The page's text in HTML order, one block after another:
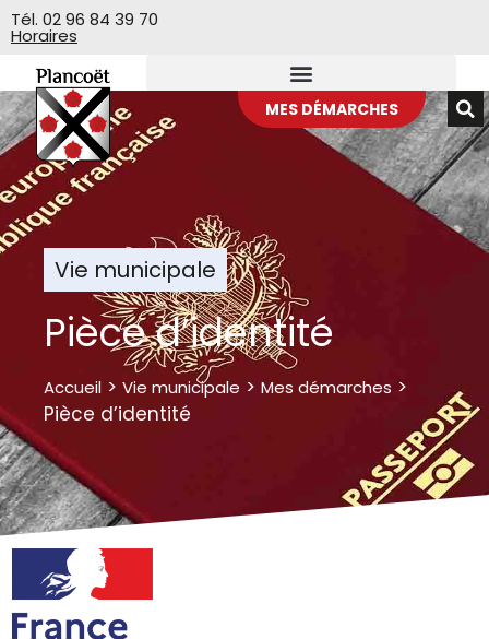
Veuillez
noter
site
Web
comprend
un
système
d'accessibilité.
Tél. 02 96 84 39 70
Horaires
MES DÉMARCHES
Vie municipale
Pièce d’identité
Accueil > Vie municipale > Mes démarches >
Pièce d’identité